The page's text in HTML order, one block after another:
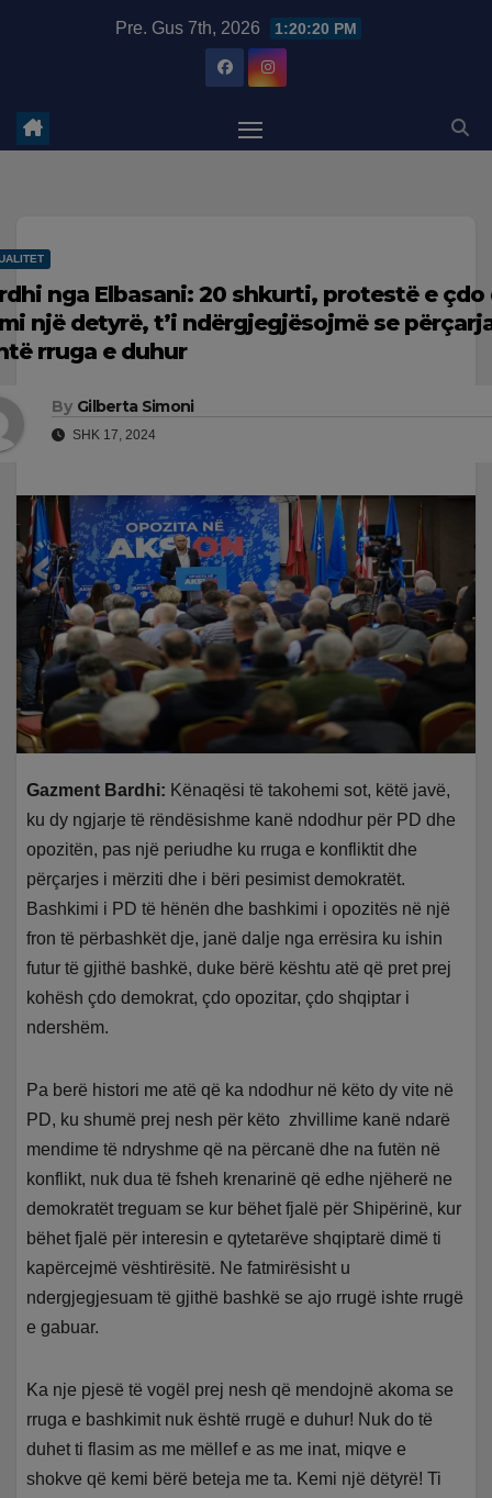
Pre. Gus 7th, 2026 1:20:22 PM
nga Elbasani: 20 shkurti, protestë e
një detyrë, t’i ndërgjegjësojmë se
rruga e duhur
By Gilberta Simoni
SHK 17, 2024
Gazment Bardhi: Kënaqësi të takohemi sot, këtë javë,
ku dy ngjarje të rëndësishme kanë ndodhur për PD dhe
opozitën, pas një periudhe ku rruga e konfliktit dhe
përçarjes i mërziti dhe i bëri pesimist demokratët.
Bashkimi i PD të hënën dhe bashkimi i opozitës në një
fron të përbashkët dje, janë dalje nga errësira ku ishin
futur të gjithë bashkë, duke bërë kështu atë që pret prej
kohësh çdo demokrat, çdo opozitar, çdo shqiptar i
ndershëm.
Pa berë histori me atë që ka ndodhur në këto dy vite në
PD, ku shumë prej nesh për këto zhvillime kanë ndarë
mendime të ndryshme që na përcanë dhe na futën në
konflikt, nuk dua të fsheh krenarinë që edhe njëherë ne
demokratët treguam se kur bëhet fjalë për Shipërinë, kur
bëhet fjalë për interesin e qytetarëve shqiptarë dimë ti
kapërcejmë vështirësitë. Ne fatmirësisht u
ndergjegjesuam të gjithë bashkë se ajo rrugë ishte rrugë
e gabuar.
Ka nje pjesë të vogël prej nesh që mendojnë akoma se
rruga e bashkimit nuk është rrugë e duhur! Nuk do të
duhet ti flasim as me mëllef e as me inat, miqve e
shokve që kemi bërë beteja me ta. Kemi një dëtyrë! Ti